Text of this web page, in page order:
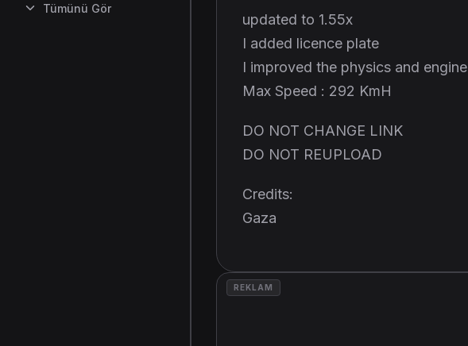
Tümünü Gör
updated to 1.55x
I added licence plate
I improved the physics and engine
Max Speed : 292 KmH
DO NOT CHANGE LINK
DO NOT REUPLOAD
Credits:
Gaza
REKLAM